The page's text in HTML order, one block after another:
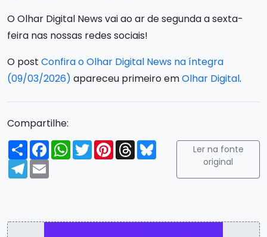
O Olhar Digital News vai ao ar de segunda a sexta-
feira nas nossas redes sociais!
O post Confira o Olhar Digital News na íntegra
(09/03/2026) apareceu primeiro emOlhar Digital.
Compartilhe:
Compartilhar
FacebookWhatsApp
TwitterPinterest
ThreadsBluesky
Telegram
Email
Ler na fonte
original